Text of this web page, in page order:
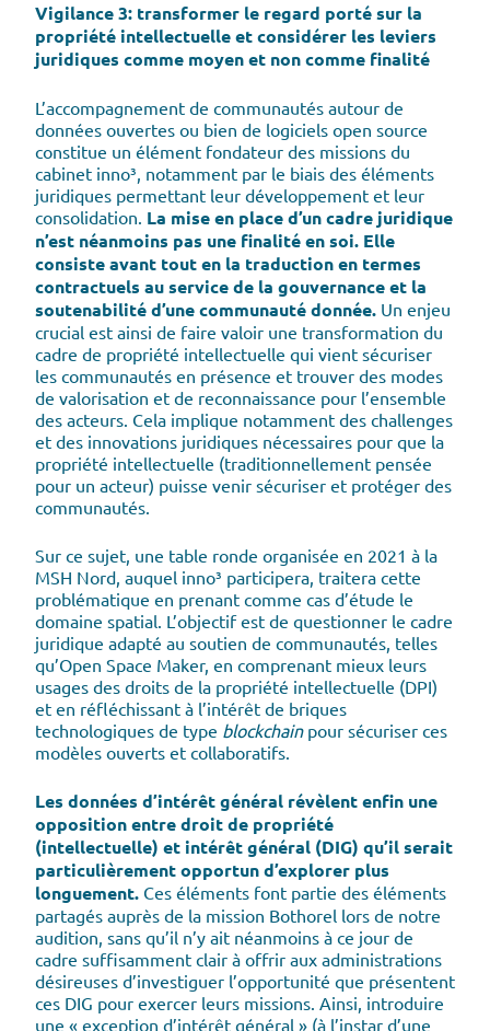
Vigilance 3: transformer le regard porté sur la
propriété intellectuelle et considérer les leviers
juridiques comme moyen et non comme finalité
L’accompagnement de communautés autour de
données ouvertes ou bien de logiciels open source
constitue un élément fondateur des missions du
cabinet inno³, notamment par le biais des éléments
juridiques permettant leur développement et leur
consolidation. La mise en place d’un cadre juridique
n’est néanmoins pas une finalité en soi. Elle
consiste avant tout en la traduction en termes
contractuels au service de la gouvernance et la
soutenabilité d’une communauté donnée. Un enjeu
crucial est ainsi de faire valoir une transformation du
cadre de propriété intellectuelle qui vient sécuriser
les communautés en présence et trouver des modes
de valorisation et de reconnaissance pour l’ensemble
des acteurs. Cela implique notamment des challenges
et des innovations juridiques nécessaires pour que la
propriété intellectuelle (traditionnellement pensée
pour un acteur) puisse venir sécuriser et protéger des
communautés.
Sur ce sujet, une table ronde organisée en 2021 à la
MSH Nord, auquel inno³ participera, traitera cette
problématique en prenant comme cas d’étude le
domaine spatial. L’objectif est de questionner le cadre
juridique adapté au soutien de communautés, telles
qu’Open Space Maker, en comprenant mieux leurs
usages des droits de la propriété intellectuelle (DPI)
et en réfléchissant à l’intérêt de briques
technologiques de type blockchainpour sécuriser ces
modèles ouverts et collaboratifs.
Les données d’intérêt général révèlent enfin une
opposition entre droit de propriété
(intellectuelle) et intérêt général (DIG) qu’il serait
particulièrement opportun d’explorer plus
longuement. Ces éléments font partie des éléments
partagés auprès de la mission Bothorel lors de notre
audition, sans qu’il n’y ait néanmoins à ce jour de
cadre suffisamment clair à offrir aux administrations
désireuses d’investiguer l’opportunité que présentent
ces DIG pour exercer leurs missions. Ainsi, introduire
une « exception d’intérêt général » (à l’instar d’une